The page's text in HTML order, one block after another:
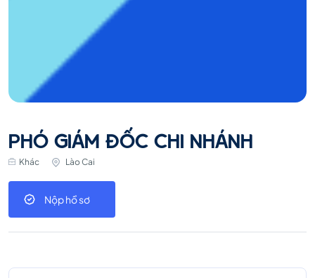
PHÓ GIÁM ĐỐC CHI NHÁNH
Khác Lào Cai
Nộp hồ sơ